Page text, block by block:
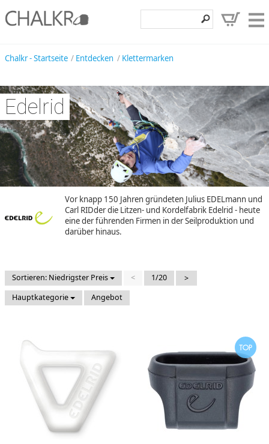
Entdecken
Angebote
Hilfe, Kontakt
Kundenbereich
Wunschzettel
Chalkr - Startseite Entdecken Klettermarken
Edelrid
Vor knapp 150 Jahren gründeten Julius EDELmann und
Carl RIDder die Litzen- und Kordelfabrik Edelrid - heute
eine der führenden Firmen in der Seilproduktion und
darüber hinaus.
Sortieren: Niedrigster Preis < 1/20
>
Hauptkategorie
Angebot